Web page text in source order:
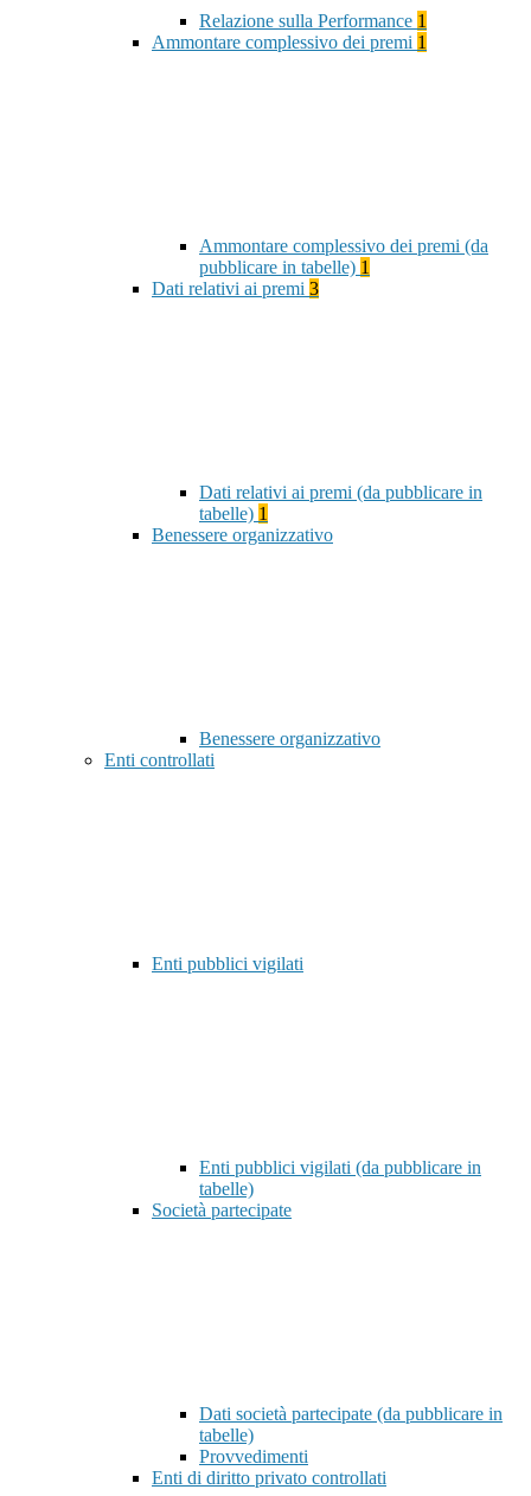
Relazione sulla Performance 1
Ammontare complessivo dei premi 1
Ammontare complessivo dei premi (da
pubblicare in tabelle) 1
Dati relativi ai premi 3
Dati relativi ai premi (da pubblicare in
tabelle) 1
Benessere organizzativo
Benessere organizzativo
Enti controllati
Enti pubblici vigilati
Enti pubblici vigilati (da pubblicare in
tabelle)
Società partecipate
Dati società partecipate (da pubblicare in
tabelle)
Provvedimenti
Enti di diritto privato controllati